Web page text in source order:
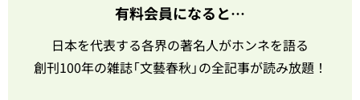
有料会員になると…
日本を代表する各界の著名人がホンネを語る
創刊100年の雑誌「文藝春秋」の全記事が読み放題！